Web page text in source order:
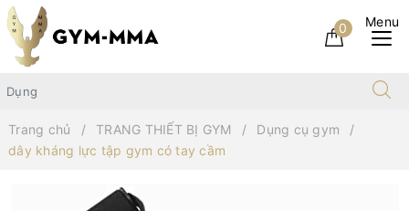
0
Trang chủ TRANG THIẾT BỊ GYM
Dụng cụ gym
dây kháng lực tập gym có tay cầm